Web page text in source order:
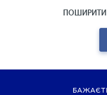
ПОШИРИТИ